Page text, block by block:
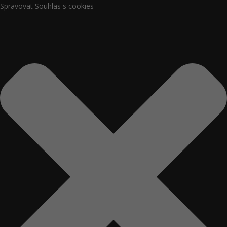
Spravovat Souhlas s cookies